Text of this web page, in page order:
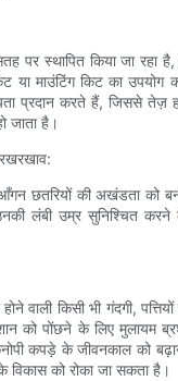
पर स्थापित किया जा रहा
या माउंटिंग किट का उपयोग
प्रदान करते हैं, जिससे तेज़
जाता है।
रखरखाव:
आँगन छतरियों की अखंडता को
लंबी उम्र सुनिश्चित करने
वाली किसी भी गंदगी,
को पोंछने के लिए मुलायम
कपड़े के जीवनकाल को
विकास को रोका जा सकता है।